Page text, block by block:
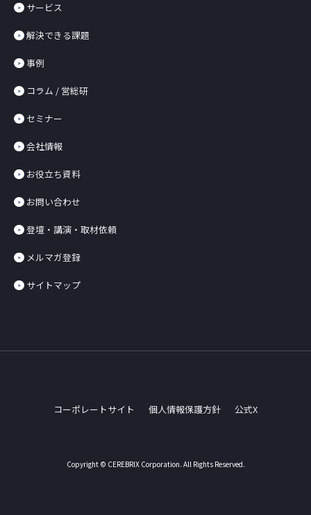
サービス
解決できる課題
事例
コラム / 営総研
セミナー
会社情報
お役立ち資料
お問い合わせ
登壇・講演・取材依頼
メルマガ登録
サイトマップ
Copyright © CEREBRIX Corporation. All Rights Reserved.
コーポレートサイト 個人情報保護方針 公式X